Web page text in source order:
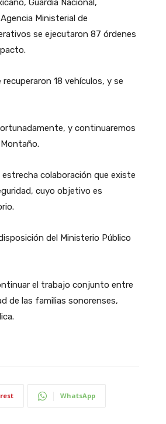
Guardia Nacional,
Ministerial de
se ejecutaron 87 órdenes
18 vehículos, y se
y continuaremos
colaboración que existe
cuyo objetivo es
del Ministerio Público
el trabajo conjunto entre
de las familias sonorenses,
WhatsApp